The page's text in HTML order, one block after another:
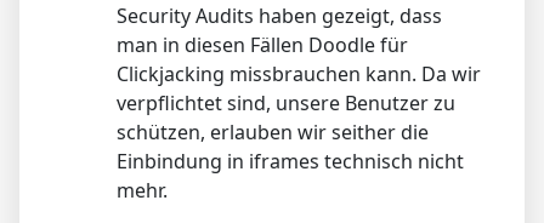
Security Audits haben gezeigt, dass
man in diesen Fällen Doodle für
Clickjacking missbrauchen kann. Da wir
verpflichtet sind, unsere Benutzer zu
schützen, erlauben wir seither die
Einbindung in iframes technisch nicht
mehr.